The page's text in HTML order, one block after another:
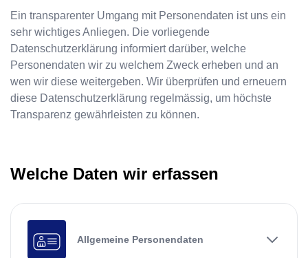
Ein transparenter Umgang mit Personendaten ist uns ein
sehr wichtiges Anliegen. Die vorliegende
Datenschutzerklärung informiert darüber, welche
Personendaten wir zu welchem Zweck erheben und an
wen wir diese weitergeben. Wir überprüfen und erneuern
diese Datenschutzerklärung regelmässig, um höchste
Transparenz gewährleisten zu können.
Welche Daten wir erfassen
Allgemeine Personendaten